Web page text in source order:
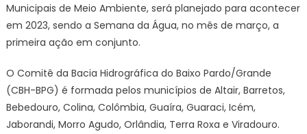
Municipais de Meio Ambiente, será planejado para acontecer
em 2023, sendo a Semana da Água, no mês de março, a
primeira ação em conjunto.
O Comitê da Bacia Hidrográfica do Baixo Pardo/Grande
(CBH-BPG) é formada pelos municípios de Altair, Barretos,
Bebedouro, Colina, Colômbia, Guaíra, Guaraci, Icém,
Jaborandi, Morro Agudo, Orlândia, Terra Roxa e Viradouro.